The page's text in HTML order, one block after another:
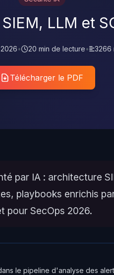
LLM et
• 20 min de lecture• 3266
Télécharger le PDF
par IA : architecture
playbooks enrichis
pour SecOps 2026.
le pipeline d'analyse des